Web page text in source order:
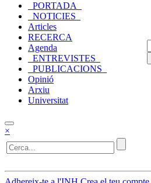
_PORTADA_
_NOTICIES_
Articles
RECERCA
Agenda
_ENTREVISTES_
_PUBLICACIONS_
Opinió
Arxiu
Universitat
×